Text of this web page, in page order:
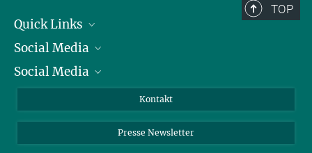
TOP
Quick Links
Präsident
Zahlen und Fakten
Meldestelle Fehlverhalten
Social Media
Bluesky
Social Media
YouTube
Kontakt
Presse Newsletter